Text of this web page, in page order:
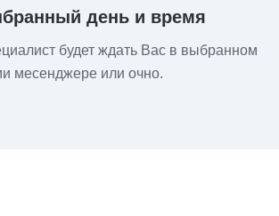
день и время
будет ждать Вас в выбранном
месенджере или очно.